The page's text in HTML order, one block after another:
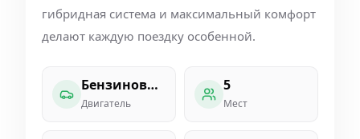
гибридная система и максимальный комфорт
делают каждую поездку особенной.
Бензиновый
Двигатель
5
Мест